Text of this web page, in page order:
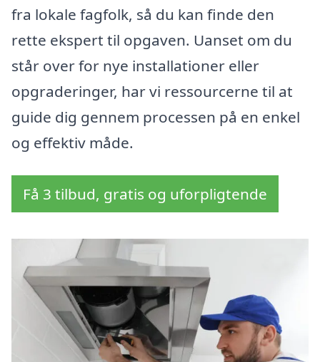
fra lokale fagfolk, så du kan finde den
rette ekspert til opgaven. Uanset om du
står over for nye installationer eller
opgraderinger, har vi ressourcerne til at
guide dig gennem processen på en enkel
og effektiv måde.
Få 3 tilbud, gratis og uforpligtende